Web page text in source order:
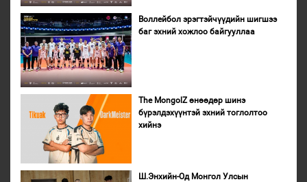
Воллейбол эрэгтэйчүүдийн шигшээ
баг эхний хожлоо байгууллаа
The MongolZ өнөөдөр шинэ
бүрэлдэхүүнтэй эхний тоглолтоо
хийнэ
Ш.Энхийн-Од Монгол Улсын